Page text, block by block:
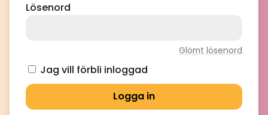
Lösenord
Glömt lösenord
Jag vill förbli inloggad